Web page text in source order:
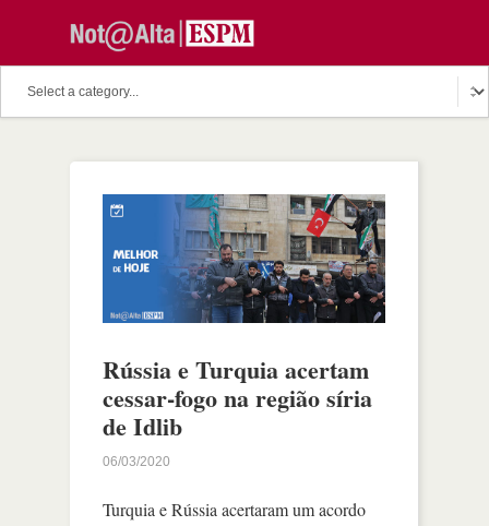
Rússia e Turquia acertam
cessar-fogo na região síria
de Idlib
06/03/2020
Turquia e Rússia acertaram um acordo